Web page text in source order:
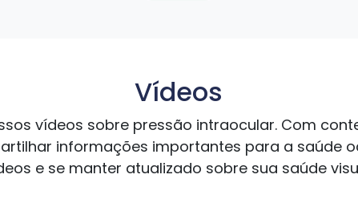
Vídeos
vídeos sobre pressão intraocular. Com
informações importantes para a saúde
e se manter atualizado sobre sua saúde